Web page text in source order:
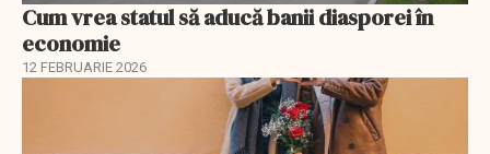
Cum vrea statul să aducă banii diasporei în
economie
12 FEBRUARIE 2026